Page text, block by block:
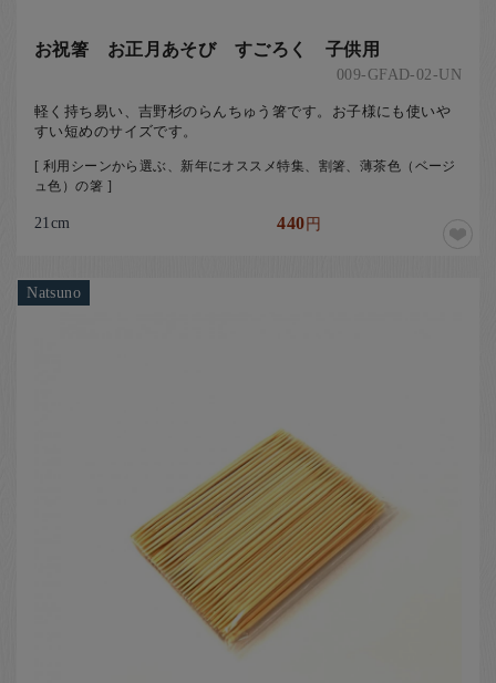
お祝箸 お正月あそび すごろく 子供用
009-GFAD-02-UN
軽く持ち易い、吉野杉のらんちゅう箸です。お子様にも使いや
すい短めのサイズです。
[ 利用シーンから選ぶ、新年にオススメ特集、割箸、薄茶色（ベージ
ュ色）の箸 ]
21cm 440円
Natsuno